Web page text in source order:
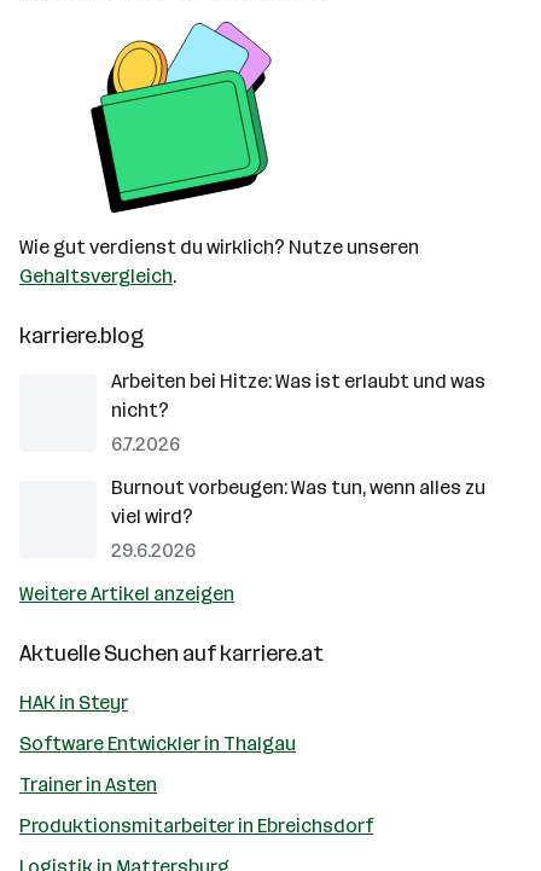
Wie gut verdienst du wirklich? Nutze unseren
Gehaltsvergleich.
karriere.blog
Arbeiten bei Hitze: Was ist erlaubt und was
nicht?
6.7.2026
Burnout vorbeugen: Was tun, wenn alles zu
viel wird?
29.6.2026
Weitere Artikel anzeigen
Aktuelle Suchen aufkarriere.at
HAK in Steyr
Software Entwickler in Thalgau
Trainer in Asten
Produktionsmitarbeiter in Ebreichsdorf